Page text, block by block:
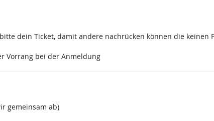
dein Ticket, damit andere nachrücken können die keinen
Vorrang bei der Anmeldung
gemeinsam ab)